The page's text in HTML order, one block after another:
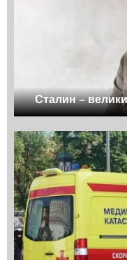
Сталин –